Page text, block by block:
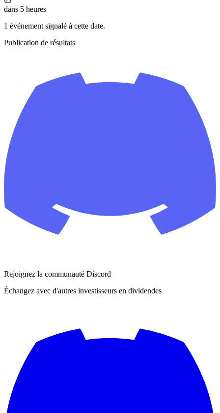
dans 5 heures
1 événement signalé à cette date.
Publication de résultats
Rejoignez la communauté Discord
Échangez avec d'autres investisseurs en dividendes